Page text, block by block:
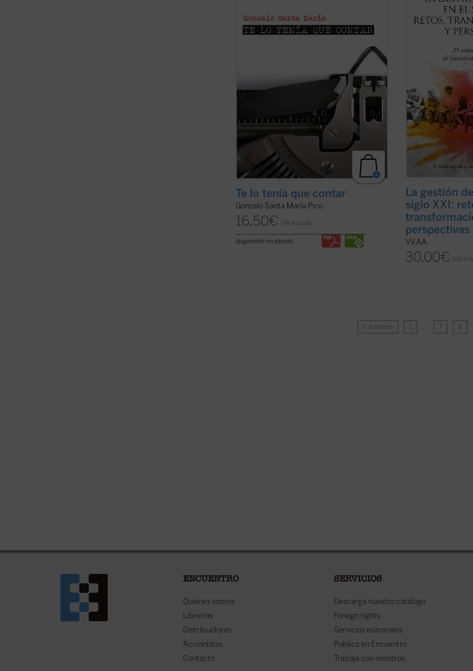
otros muchos acontecimientos
enmarcados en la historia reciente de
Te lo tenía que contar
Gonzalo Santa María Pico
16,50€ IVA incluido
disponible en ebook:
España (1997).
historia ha sido
producción de
como si quisiera
fundadores del ...
La gestión
siglo XXI:
perspectivas
VV.AA.
30,00€ IVA
« Anterior 1 7 8
ENCUENTRO
Quiénes somos
Librerías
Distribuidores
Accionistas
Contacto
SERVICIOS
Descarga nuestro catálogo
Foreign rights
Servicios editoriales
Publica en Encuentro
Trabaja con nosotros